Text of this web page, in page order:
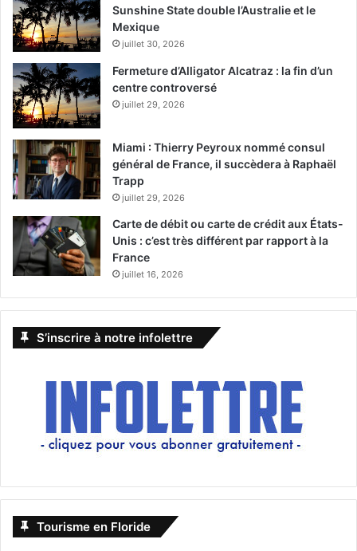
Sunshine State double l’Australie et le
Mexique
juillet 30, 2026
Fermeture d’Alligator Alcatraz : la fin d’un
centre controversé
juillet 29, 2026
Miami : Thierry Peyroux nommé consul
général de France, il succèdera à Raphaël
Trapp
juillet 29, 2026
Carte de débit ou carte de crédit aux États-
Unis : c’est très différent par rapport à la
France
juillet 16, 2026
S’inscrire à notre infolettre
Tourisme en Floride